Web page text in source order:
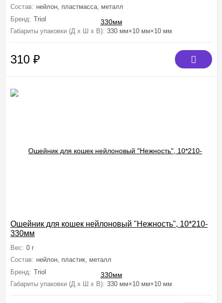
Состав: нейлон, пластмасса, металл
Бренд: Triol
Габариты упаковки (Д х Ш х В): 330 мм×10 мм×10 мм
310 ₽
Ошейник для кошек нейлоновый "Нежность", 10*210-
330мм
Вес: 0 г
Состав: нейлон, пластик, металл
Бренд: Triol
Габариты упаковки (Д х Ш х В): 330 мм×10 мм×10 мм